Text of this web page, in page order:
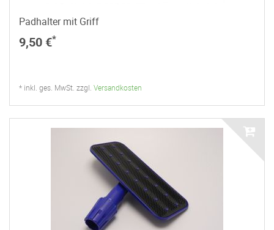
Padhalter mit Griff
9,50 €*
* inkl. ges. MwSt. zzgl. Versandkosten